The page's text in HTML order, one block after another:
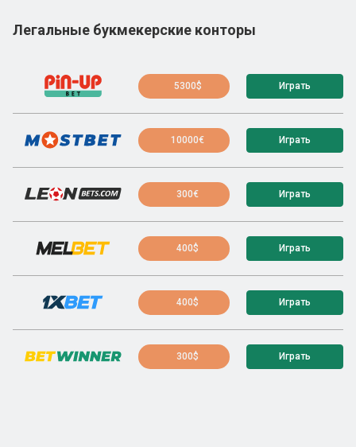
Легальные букмекерские конторы
5300$ Играть
10000€ Играть
300€ Играть
400$ Играть
400$ Играть
300$ Играть